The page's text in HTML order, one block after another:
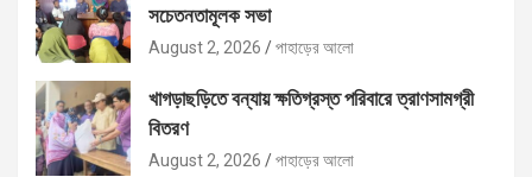
সচেতনতামূলক সভা
August 2, 2026 পাহাড়ের আলো
খাগড়াছড়িতে বন্যায় ক্ষতিগ্রস্ত পরিবারে ত্রাণসামগ্রী
বিতরণ
August 2, 2026 পাহাড়ের আলো